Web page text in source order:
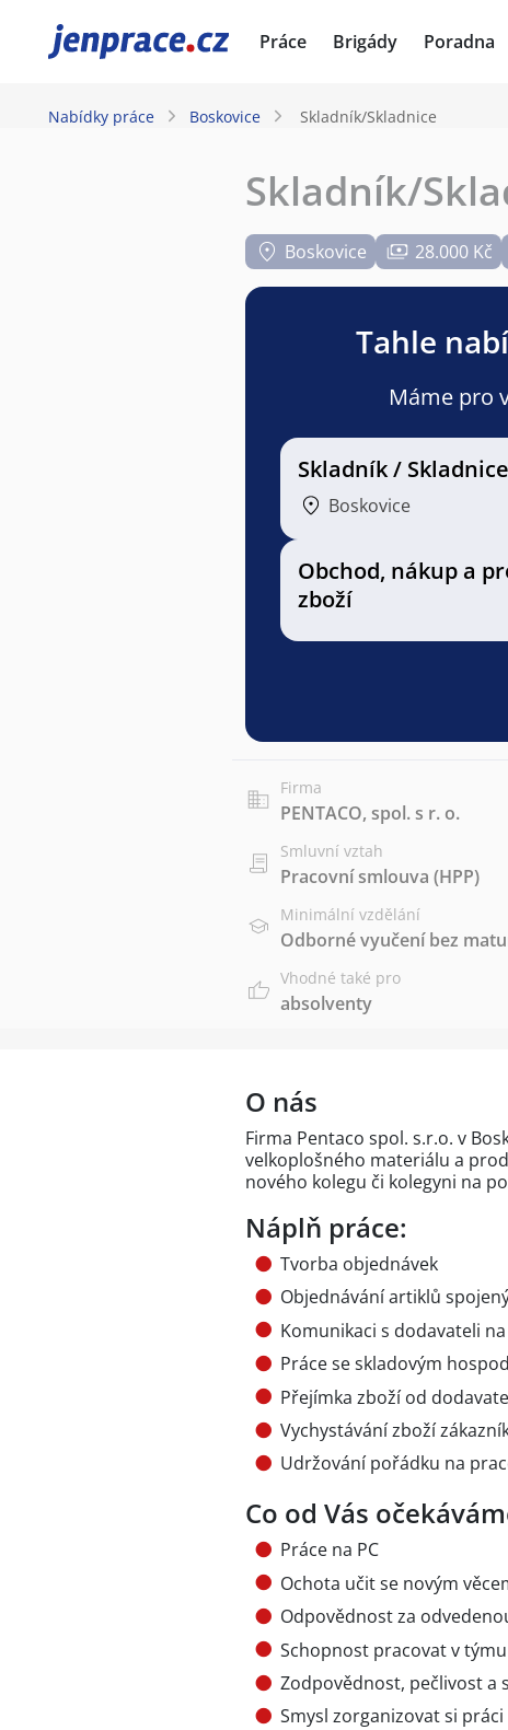
JenPráce.cz Práce Brigády Poradna
Nabídky práce Boskovice Skladník/Skladnice
Skladník/
Boskovice 28.000 Kč
Tahle
Máme pro
Skladník / Skladnice
Boskovice
Obchod, nákup a
zboží
Firma
PENTACO, spol. s r. o.
Smluvní vztah
Pracovní smlouva (HPP)
Minimální vzdělání
Odborné vyučení bez
Vhodné také pro
absolventy
O nás
Firma Pentaco spol. s.r.o. v
velkoplošného materiálu a
nového kolegu či kolegyni na
Náplň práce:
Tvorba objednávek
Objednávání artiklů
Komunikaci s dodavateli
Práce se skladovým
Přejímka zboží od
Vychystávání zboží
Udržování pořádku na
Co od Vás
Práce na PC
Ochota učit se novým
Odpovědnost za
Schopnost pracovat v týmu
Zodpovědnost, pečlivost a
Smysl zorganizovat si práci